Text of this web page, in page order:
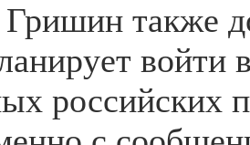
также
войти
российских